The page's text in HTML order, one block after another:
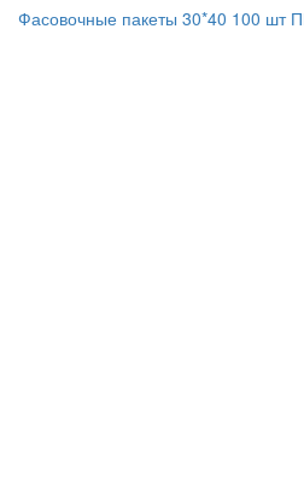
Фасовочные пакеты 30*40 100 шт